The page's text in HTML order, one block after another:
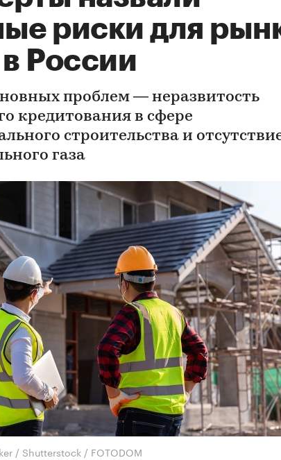
риски для
России
проблем — неразвитость
кредитования в сфере
строительства и
газа
/ Shutterstock / FOTODOM